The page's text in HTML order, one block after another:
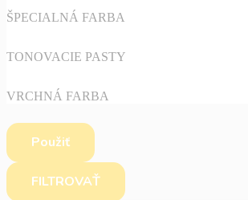
ŠPECIALNÁ FARBA
TONOVACIE PASTY
VRCHNÁ FARBA
Použiť
FILTROVAŤ